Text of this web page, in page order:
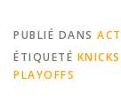
PUBLIÉ DANS
ÉTIQUETÉ KNICKS
PLAYOFFS